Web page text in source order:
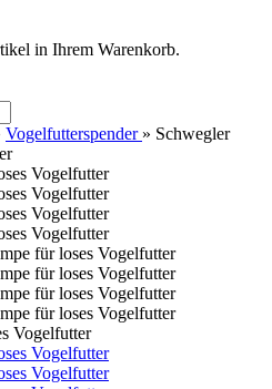
in Ihrem Warenkorb.
Vogelfutterspender » Schwegler
Vogelfutter